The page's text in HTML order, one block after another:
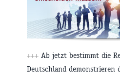
+++ Ab jetzt bestimmt die
Deutschland demonstrieren